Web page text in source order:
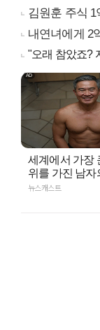
김원훈 주식
내연녀에게 2
"오래 참았죠?
세계에서 가장
위를 가진 남자
뉴스캐스트